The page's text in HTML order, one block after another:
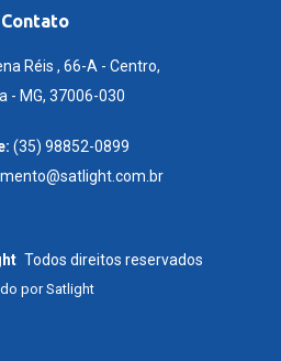
Contato
Réis , 66-A - Centro,
- MG, 37006-030
(35) 98852-0899
Todos direitos reservados
porSatlight